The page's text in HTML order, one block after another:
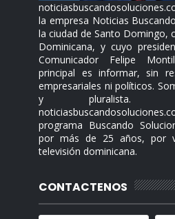
la empresa Noticias
la ciudad de Santo Domingo,
Dominicana, y cuyo
Comunicador Felipe
principal es informar, sin
empresariales ni políticos.
y pluralista.
programa Buscando
por más de 25 años, por
televisión dominicana.
CONTACTENOS